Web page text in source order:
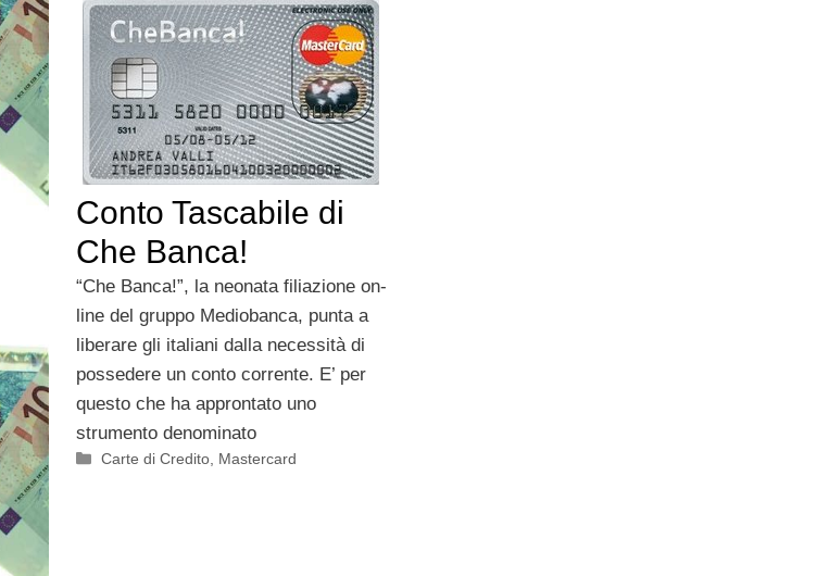
Conto Tascabile di
Che Banca!
“Che Banca!”, la neonata filiazione on-
line del gruppo Mediobanca, punta a
liberare gli italiani dalla necessità di
possedere un conto corrente. E’ per
questo che ha approntato uno
strumento denominato
Categorie
Carte di Credito Mastercard